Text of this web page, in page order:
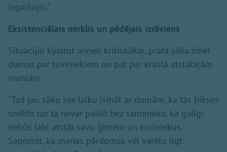
izgaršojis."
Eksistenciālais mirklis un pēdējais izrāviens
Situācijai kļūstot arvien kritiskākai, prātā sāka zibēt
domas par tuviniekiem un pat par krastā atstātajām
mantām.
"Tad jau sāku sev laiku īsināt ar domām, ka tās bikses
smiltīs tur tā nevar palikt bez saimnieka, ka galīgi
nebūs labi atstāt savu ģimeni un tuviniekus.
Saprotot, ka manas pārdomas vēl varētu ilgt